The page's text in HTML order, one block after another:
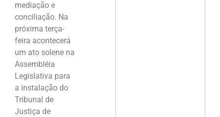
mediação e
conciliação. Na
próxima terça-
feira acontecerá
um ato solene na
Assembléia
Legislativa para
a instalação do
Tribunal de
Justiça de